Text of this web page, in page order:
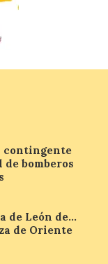
contingente
bomberos
de León de…
de Oriente